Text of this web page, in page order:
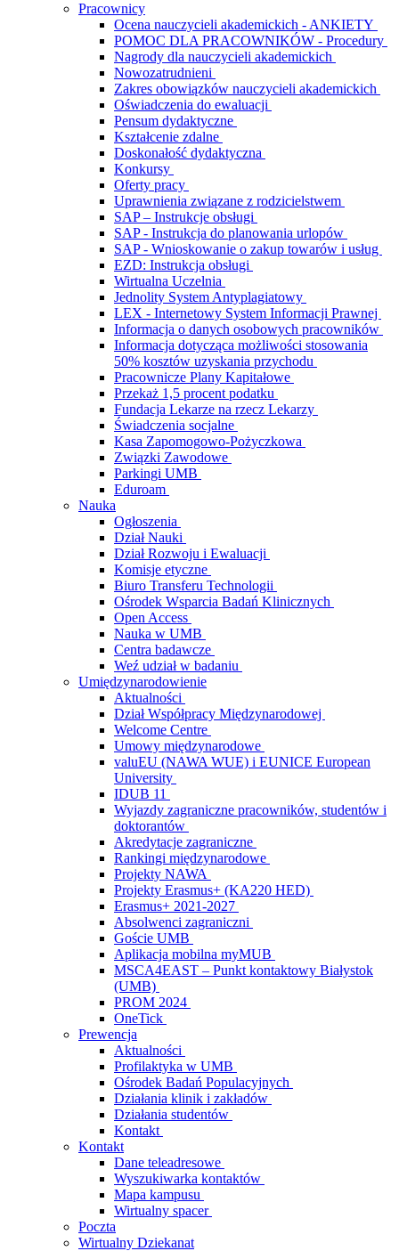
Pracownicy
Ocena nauczycieli akademickich - ANKIETY
POMOC DLA PRACOWNIKÓW - Procedury
Nagrody dla nauczycieli akademickich
Nowozatrudnieni
Zakres obowiązków nauczycieli akademickich
Oświadczenia do ewaluacji
Pensum dydaktyczne
Kształcenie zdalne
Doskonałość dydaktyczna
Konkursy
Oferty pracy
Uprawnienia związane z rodzicielstwem
SAP – Instrukcje obsługi
SAP - Instrukcja do planowania urlopów
SAP - Wnioskowanie o zakup towarów i usług
EZD: Instrukcja obsługi
Wirtualna Uczelnia
Jednolity System Antyplagiatowy
LEX - Internetowy System Informacji Prawnej
Informacja o danych osobowych pracowników
Informacja dotycząca możliwości stosowania
50% kosztów uzyskania przychodu
Pracownicze Plany Kapitałowe
Przekaż 1,5 procent podatku
Fundacja Lekarze na rzecz Lekarzy
Świadczenia socjalne
Kasa Zapomogowo-Pożyczkowa
Związki Zawodowe
Parkingi UMB
Eduroam
Nauka
Ogłoszenia
Dział Nauki
Dział Rozwoju i Ewaluacji
Komisje etyczne
Biuro Transferu Technologii
Ośrodek Wsparcia Badań Klinicznych
Open Access
Nauka w UMB
Centra badawcze
Weź udział w badaniu
Umiędzynarodowienie
Aktualności
Dział Współpracy Międzynarodowej
Welcome Centre
Umowy międzynarodowe
valuEU (NAWA WUE) i EUNICE European
University
IDUB 11
Wyjazdy zagraniczne pracowników, studentów i
doktorantów
Akredytacje zagraniczne
Rankingi międzynarodowe
Projekty NAWA
Projekty Erasmus+ (KA220 HED)
Erasmus+ 2021-2027
Absolwenci zagraniczni
Goście UMB
Aplikacja mobilna myMUB
MSCA4EAST – Punkt kontaktowy Białystok
(UMB)
PROM 2024
OneTick
Prewencja
Aktualności
Profilaktyka w UMB
Ośrodek Badań Populacyjnych
Działania klinik i zakładów
Działania studentów
Kontakt
Kontakt
Dane teleadresowe
Wyszukiwarka kontaktów
Mapa kampusu
Wirtualny spacer
Poczta
Wirtualny Dziekanat